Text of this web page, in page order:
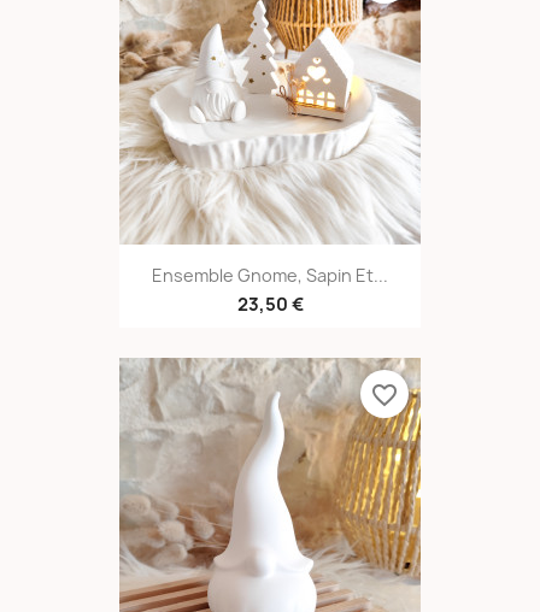
Ensemble Gnome, Sapin Et...
23,50 €
favorite_border